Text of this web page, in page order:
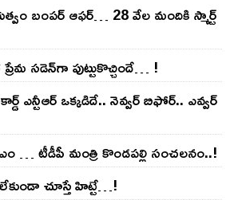
బంప‌ర్ ఆఫ‌ర్‌… 28 వేల మందికి స్మార్ట్
ప్రేమ స‌డెన్‌గా పుట్టుకొచ్చిందే… !
ఎన్టీఆర్ ఒక్క‌డిదే.. నెవ్వ‌ర్ బిఫోర్‌.. ఎవ్వ‌ర్
… టీడీపీ మంత్రి కొండ‌ప‌ల్లి సంచ‌ల‌నం..!
చూస్తే హిట్టే…!